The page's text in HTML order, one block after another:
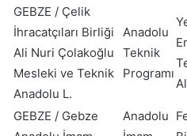
GEBZE / Çelik
İhracatçıları Birliği
Ali Nuri Çolakoğlu
Mesleki ve Teknik
Anadolu L.
Anadolu
Teknik
Programı
GEBZE / Gebze
Anadolu